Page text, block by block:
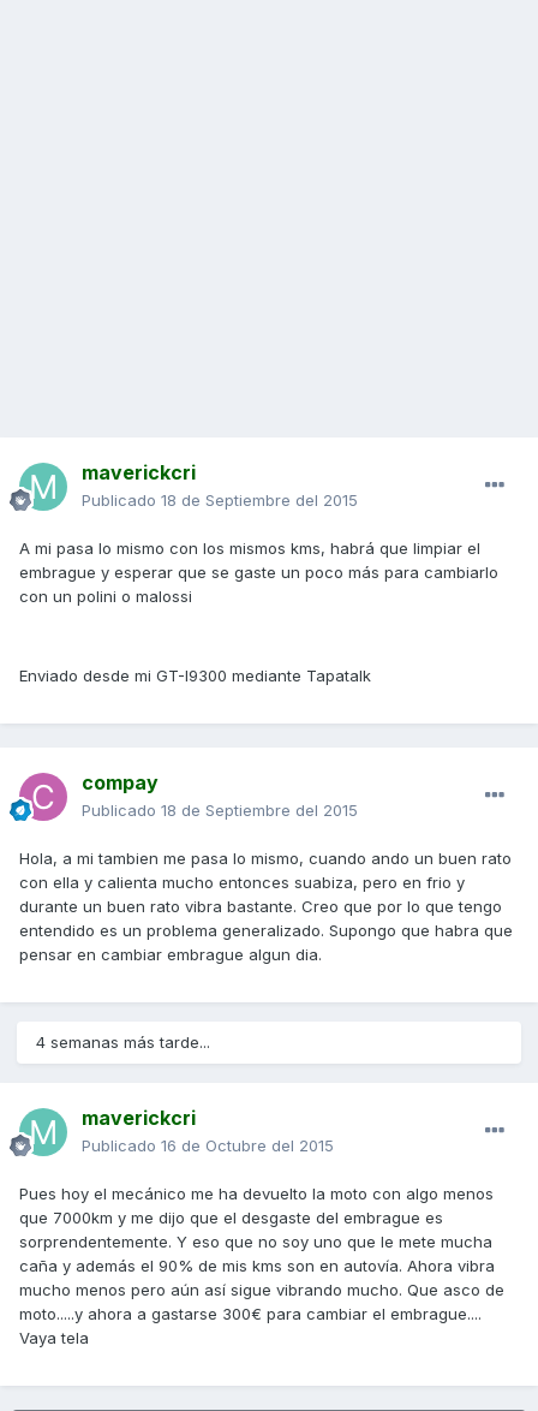
maverickcri
Publicado 18 de Septiembre del 2015
A mi pasa lo mismo con los mismos kms, habrá que limpiar el
embrague y esperar que se gaste un poco más para cambiarlo
con un polini o malossi
Enviado desde mi GT-I9300 mediante Tapatalk
compay
Publicado 18 de Septiembre del 2015
Hola, a mi tambien me pasa lo mismo, cuando ando un buen rato
con ella y calienta mucho entonces suabiza, pero en frio y
durante un buen rato vibra bastante. Creo que por lo que tengo
entendido es un problema generalizado. Supongo que habra que
pensar en cambiar embrague algun dia.
4 semanas más tarde...
maverickcri
Publicado 16 de Octubre del 2015
Pues hoy el mecánico me ha devuelto la moto con algo menos
que 7000km y me dijo que el desgaste del embrague es
sorprendentemente. Y eso que no soy uno que le mete mucha
caña y además el 90% de mis kms son en autovía. Ahora vibra
mucho menos pero aún así sigue vibrando mucho. Que asco de
moto.....y ahora a gastarse 300€ para cambiar el embrague....
Vaya tela